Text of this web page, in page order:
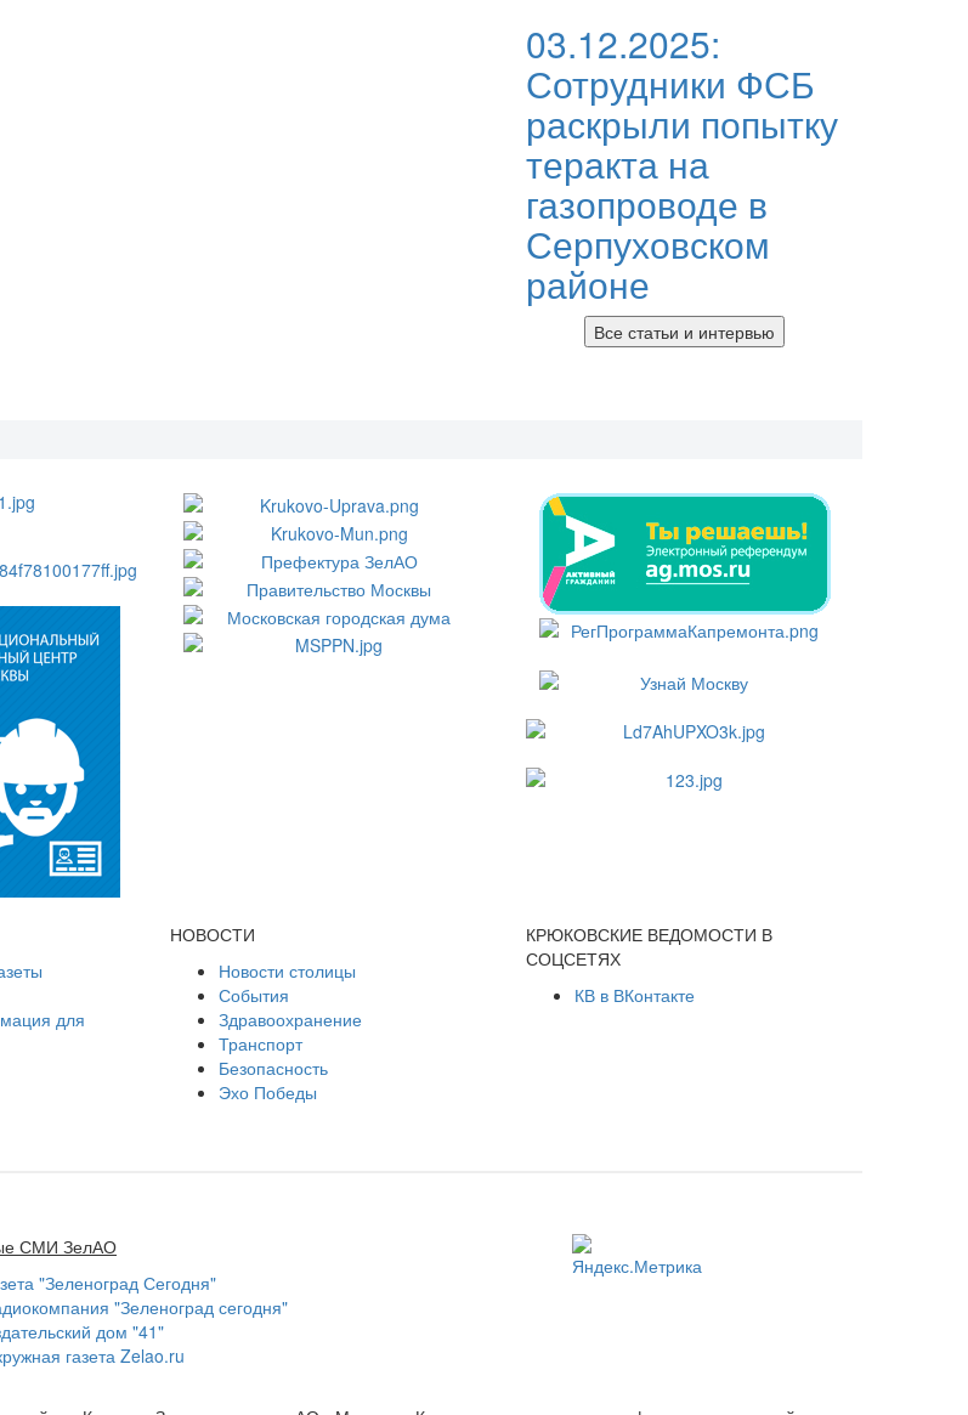
03.12.2025:
Сотрудники ФСБ
раскрыли попытку
теракта на
газопроводе в
Серпуховском
районе
Все статьи и интервью
для
НОВОСТИ
Новости столицы
События
Здравоохранение
Транспорт
Безопасность
Эхо Победы
КРЮКОВСКИЕ ВЕДОМОСТИ В
СОЦСЕТЯХ
КВ в ВКонтакте
СМИ ЗелАО
"Зеленоград Сегодня"
"Зеленоград сегодня"
дом "41"
газета Zelao.ru